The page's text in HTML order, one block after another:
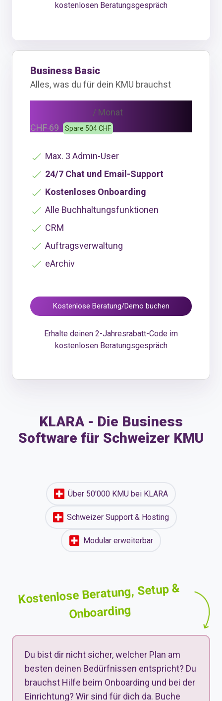
kostenlosen Beratungsgespräch
Business Basic
Alles, was du für dein KMU brauchst
/ Monat
CHF 69
Spare 504 CHF
Max. 3 Admin-User
24/7 Chat und Email-Support
Kostenloses Onboarding
Alle Buchhaltungsfunktionen
CRM
Auftragsverwaltung
eArchiv
Kostenlose Beratung/Demo buchen
Erhalte deinen 2-Jahresrabatt-Code im
kostenlosen Beratungsgespräch
KLARA - Die Business
Software für Schweizer KMU
Über 50'000 KMU bei KLARA
Schweizer Support & Hosting
Modular erweiterbar
Kostenlose Beratung, Setup &
Onboarding
Du bist dir nicht sicher, welcher Plan am
besten deinen Bedürfnissen entspricht? Du
brauchst Hilfe beim Onboarding und bei der
Einrichtung? Wir sind für dich da. Buche